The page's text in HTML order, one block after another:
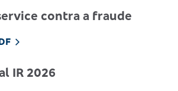
contra a fraude
IR 2026